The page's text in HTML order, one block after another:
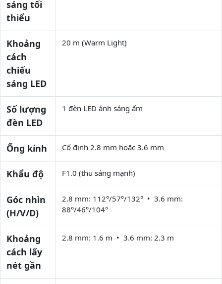
sáng tối
thiểu
Khoảng
cách
chiếu
sáng LED
20 m (Warm Light)
Số lượng
đèn LED
1 đèn LED ánh sáng ấm
Ống kính Cố định 2.8 mm hoặc 3.6 mm
Khẩu độ F1.0 (thu sáng mạnh)
Góc nhìn
(H/V/D)
2.8 mm: 112°/57°/132° • 3.6 mm:
88°/46°/104°
Khoảng
cách lấy
nét gần
2.8 mm: 1.6 m • 3.6 mm: 2.3 m